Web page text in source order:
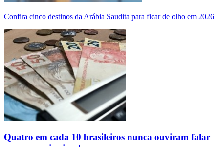
Confira cinco destinos da Arábia Saudita para ficar de olho em 2026
Quatro em cada 10 brasileiros nunca ouviram falar